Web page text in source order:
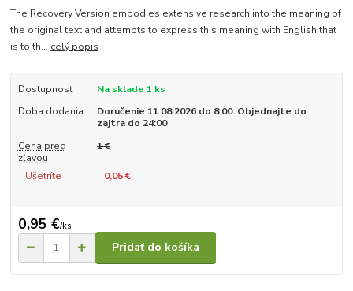
The Recovery Version embodies extensive research into the meaning of
the original text and attempts to express this meaning with English that
is to th... celý popis
Dostupnosť
Na sklade 1 ks
Doba dodania
Doručenie 11.08.2026 do 8:00. Objednajte do
zajtra do 24:00
Cena pred
zľavou
1 €
Ušetríte 0,05 €
0,95 €/ks
Pridať do košíka